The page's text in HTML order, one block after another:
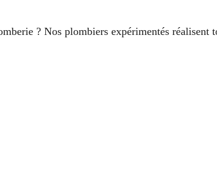
? Nos plombiers expérimentés réalisent